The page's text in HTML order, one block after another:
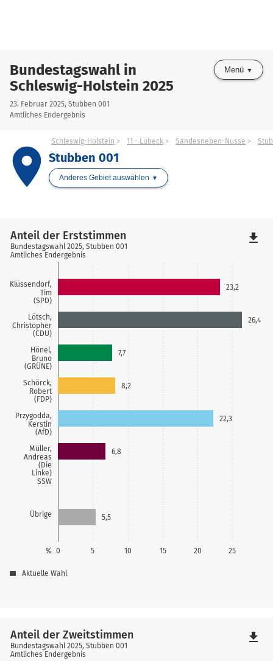
Bundestagswahl in
Schleswig-Holstein 2025
23. Februar 2025, Stubben 001
Amtliches Endergebnis
Menü
place
Schleswig-Holstein 11 - Lübeck Sandesneben-Nusse
Stubben 001
Anderes Gebiet auswählen
Klüssendorf,
Tim
(SPD)
Lötsch,
Christopher
(CDU)
Hönel,
Bruno
(GRÜNE)
Schörck,
Robert
(FDP)
Przygodda,
Kerstin
(AfD)
Müller,
Andreas
(Die
Linke)
SSW
Übrige
0 5 10 15 20 25
%
23,2
26,4
7,7
8,2
22,3
6,8
5,5
Anteil der Erststimmen
Bundestagswahl 2025, Stubben 001
Amtliches Endergebnis
Aktuelle Wahl
file_download
Anteil der Zweitstimmen
Bundestagswahl 2025, Stubben 001
Amtliches Endergebnis
file_download